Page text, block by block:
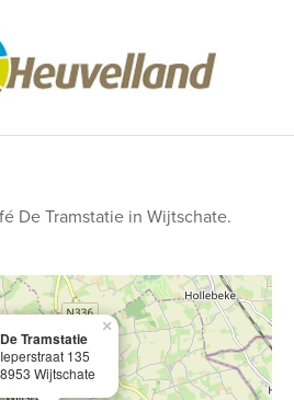
De Tramstatie in Wijtschate.
De Tramstatie
Ieperstraat 135
8953 Wijtschate
×